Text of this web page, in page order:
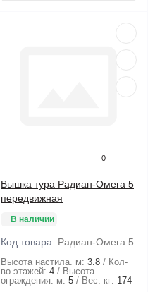
0
Вышка тура Радиан-Омега 5
передвижная
В наличии
Код товара: Радиан-Омега 5
Высота настила. м: 3.8
Кол-
во этажей: 4
Высота
ограждения. м: 5 Вес. кг: 174